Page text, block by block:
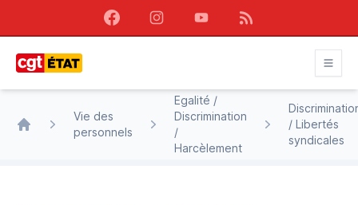
FacebookInstagramYoutubeRSS
Vie des
personnels
Egalité /
Discrimination
/
Harcèlement
/ Libertés
syndicales